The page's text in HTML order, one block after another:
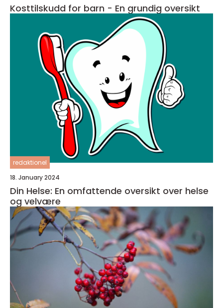
Kosttilskudd for barn - En grundig oversikt
redaktionel
18. January 2024
Din Helse: En omfattende oversikt over helse
og velvære